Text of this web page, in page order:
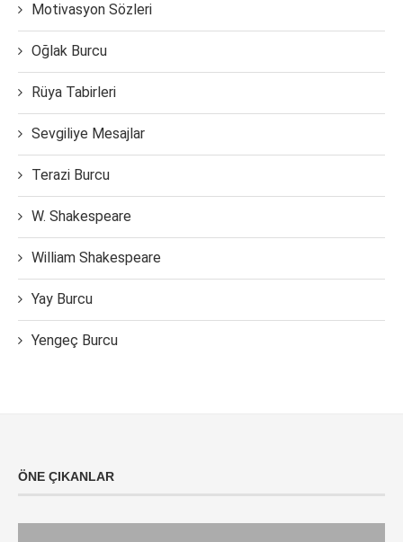
Motivasyon Sözleri
Oğlak Burcu
Rüya Tabirleri
Sevgiliye Mesajlar
Terazi Burcu
W. Shakespeare
William Shakespeare
Yay Burcu
Yengeç Burcu
ÖNE ÇIKANLAR